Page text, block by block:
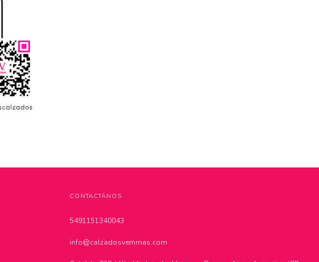
CONTACTÁNOS
5491151340043
info@calzadosvemmas.com